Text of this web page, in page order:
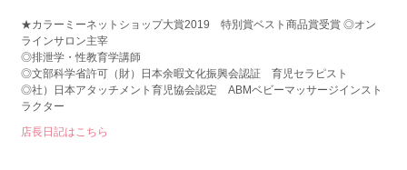
★カラーミーネットショップ大賞2019 特別賞ベスト商品賞受賞 ◎オン
ラインサロン主宰
◎排泄学・性教育学講師
◎文部科学省許可（財）日本余暇文化振興会認証 育児セラピスト
◎社）日本アタッチメント育児協会認定 ABMベビーマッサージインスト
ラクター
店長日記はこちら